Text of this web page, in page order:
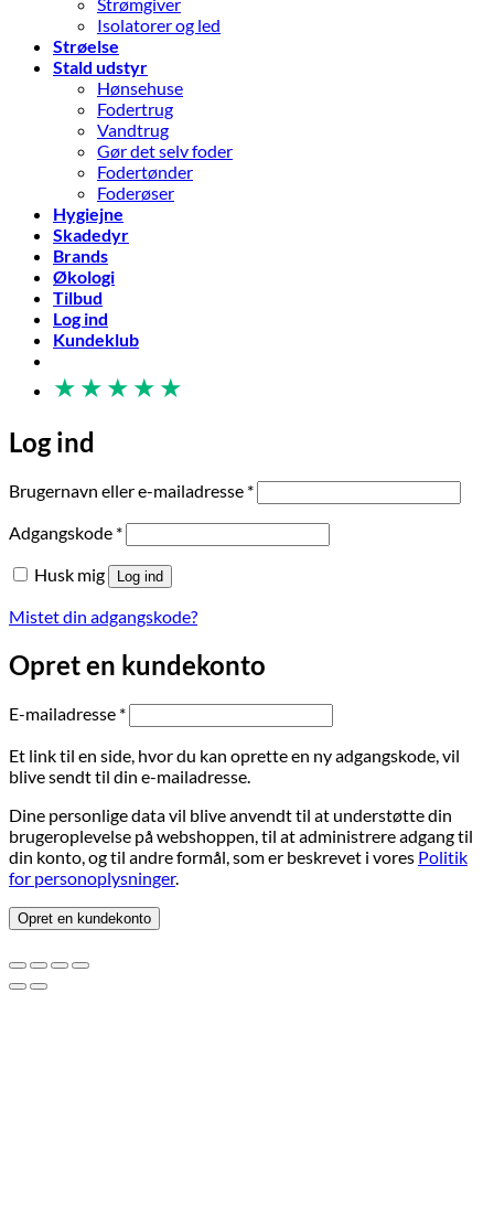
Strømgiver
Isolatorer og led
Strøelse
Stald udstyr
Hønsehuse
Fodertrug
Vandtrug
Gør det selv foder
Fodertønder
Foderøser
Hygiejne
Skadedyr
Brands
Økologi
Tilbud
Log ind
Kundeklub
★ ★ ★ ★ ★
Log ind
Brugernavn eller e-mailadresse *Påkrævet
Adgangskode *Påkrævet
Husk mig Log ind
Mistet din adgangskode?
Opret en kundekonto
E-mailadresse *Påkrævet
Et link til en side, hvor du kan oprette en ny adgangskode, vil
blive sendt til din e-mailadresse.
Dine personlige data vil blive anvendt til at understøtte din
brugeroplevelse på webshoppen, til at administrere adgang til
din konto, og til andre formål, som er beskrevet i vores Politik
for personoplysninger.
Opret en kundekonto